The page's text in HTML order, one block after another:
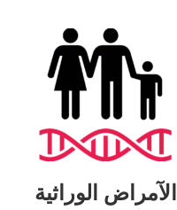
الآمراض الوراثية